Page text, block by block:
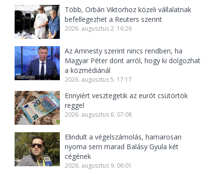
Több, Orbán Viktorhoz közeli vállalatnak
befellegezhet a Reuters szerint
2026. augusztus 2. 16:26
Az Amnesty szerint nincs rendben, ha
Magyar Péter dönt arról, hogy ki dolgozhat
a közmédiánál
2026. augusztus 5. 17:17
Ennyiért vesztegetik az eurót csütörtök
reggel
2026. augusztus 6. 07:08
Elindult a végelszámolás, hamarosan
nyoma sem marad Balásy Gyula két
cégének
2026. augusztus 9. 06:01